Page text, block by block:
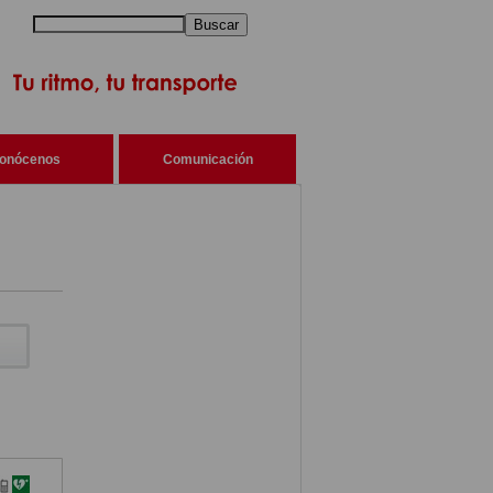
Buscar
Comunicación